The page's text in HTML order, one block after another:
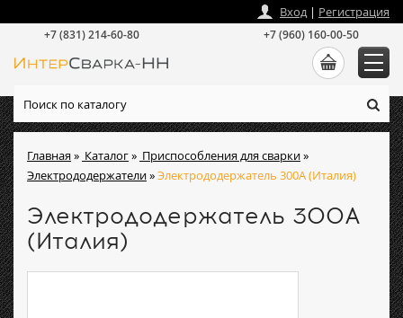
Главная» Каталог» Приспособления для сварки»
Электрододержатели»Электрододержатель 300А (Италия)
Электрододержатель 300А
(Италия)
Вход| Регистрация
+7 (831) 214-60-80 +7 (960) 160-00-50